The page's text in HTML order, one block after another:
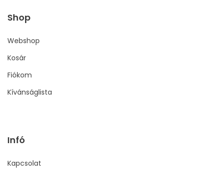
Shop
Webshop
Kosár
Fiókom
Kívánságlista
Infó
Kapcsolat